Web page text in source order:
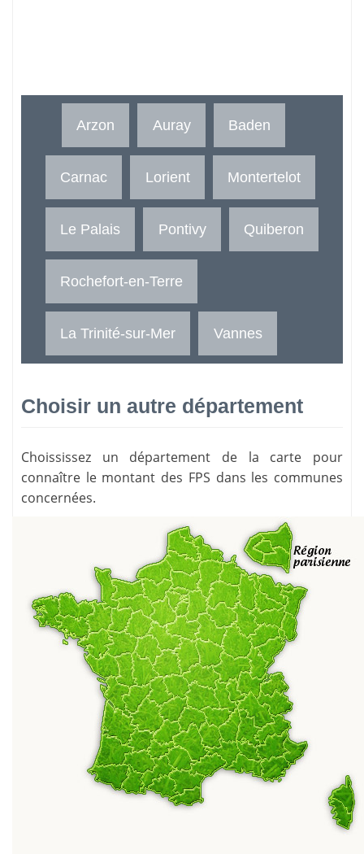
Arzon Auray Baden
Carnac Lorient Montertelot
Le Palais Pontivy Quiberon
Rochefort-en-Terre
La Trinité-sur-Mer Vannes
Choisir un autre département
Choississez un département de la carte pour
connaître le montant des FPS dans les communes
concernées.